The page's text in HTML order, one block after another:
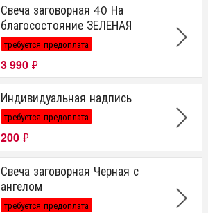
Свеча заговорная 40 На
благосостояние ЗЕЛЕНАЯ
требуется предоплата
3 990 ₽
Индивидуальная надпись
требуется предоплата
200 ₽
Свеча заговорная Черная с
ангелом
требуется предоплата